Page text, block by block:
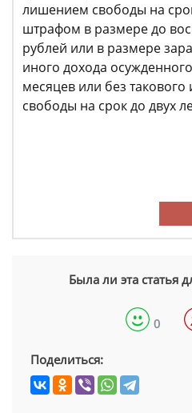
лишением свободы на
штрафом в размере до
рублей или в размере
иного дохода
месяцев или без
свободы на срок до двух
Была ли эта статья
0
Поделиться: